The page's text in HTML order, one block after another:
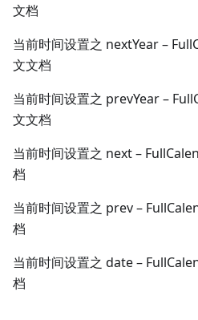
文档
当前时间设置之 nextYear –
文文档
当前时间设置之 prevYear –
文文档
当前时间设置之 next –
档
当前时间设置之 prev –
档
当前时间设置之 date –
档